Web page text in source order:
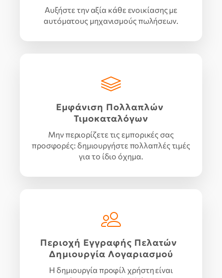
Αυξήστε την αξία κάθε ενοικίασης με
αυτόματους μηχανισμούς πωλήσεων.
Εμφάνιση Πολλαπλών
Τιμοκαταλόγων
Μην περιορίζετε τις εμπορικές σας
προσφορές: δημιουργήστε πολλαπλές τιμές
για το ίδιο όχημα.
Περιοχή Εγγραφής Πελατών
Δημιουργία Λογαριασμού
Η δημιουργία προφίλ χρήστη είναι